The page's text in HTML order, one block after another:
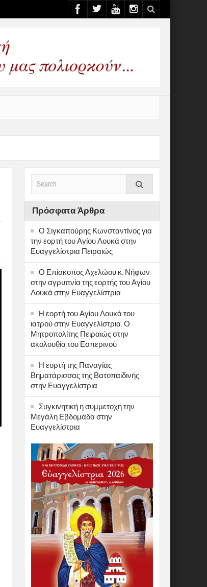
Πρόσφατα Άρθρα
Ο Σιγκαπούρης Κωνσταντίνος για
την εορτή του Αγίου Λουκά στην
Ευαγγελίστρια Πειραιώς
Ο Επίσκοπος Αχελώου κ. Νήφων
στην αγρυπνία της εορτής του Αγίου
Λουκά στην Ευαγγελίστρια
Η εορτή του Αγίου Λουκά του
ιατρού στην Ευαγγελίστρια. Ο
Μητροπολίτης Πειραιώς στην
ακολουθία του Εσπερινού
Η εορτή της Παναγίας
Βηματάρισσας της Βατοπαιδινής
στην Ευαγγελίστρια
Συγκινητική η συμμετοχή την
Μεγάλη Εβδομάδα στην
Ευαγγελίστρια